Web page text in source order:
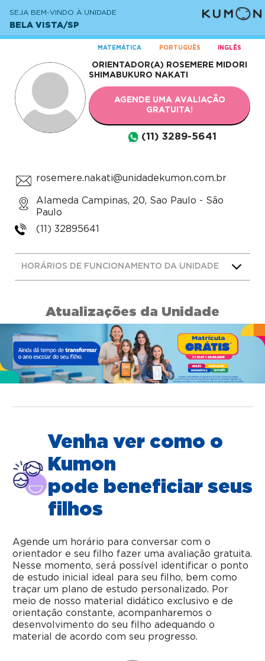
SEJA BEM-VINDO À UNIDADE
BELA VISTA/SP
MATEMÁTICA PORTUGUÊS INGLÊS
ORIENTADOR(A) ROSEMERE MIDORI
SHIMABUKURO NAKATI
AGENDE UMA AVALIAÇÃO
GRATUITA!
(11) 3289-5641
rosemere.nakati@unidadekumon.com.br
Alameda Campinas, 20, Sao Paulo - São
Paulo
(11) 32895641
HORÁRIOS DE FUNCIONAMENTO DA UNIDADE
Atualizações da Unidade
Venha ver como o
Kumon
pode beneficiar seus
filhos
Agende um horário para conversar com o
orientador e seu filho fazer uma avaliação gratuita.
Nesse momento, será possível identificar o ponto
de estudo inicial ideal para seu filho, bem como
traçar um plano de estudo personalizado. Por
meio de nosso material didático exclusivo e de
orientação constante, acompanharemos o
desenvolvimento do seu filho adequando o
material de acordo com seu progresso.